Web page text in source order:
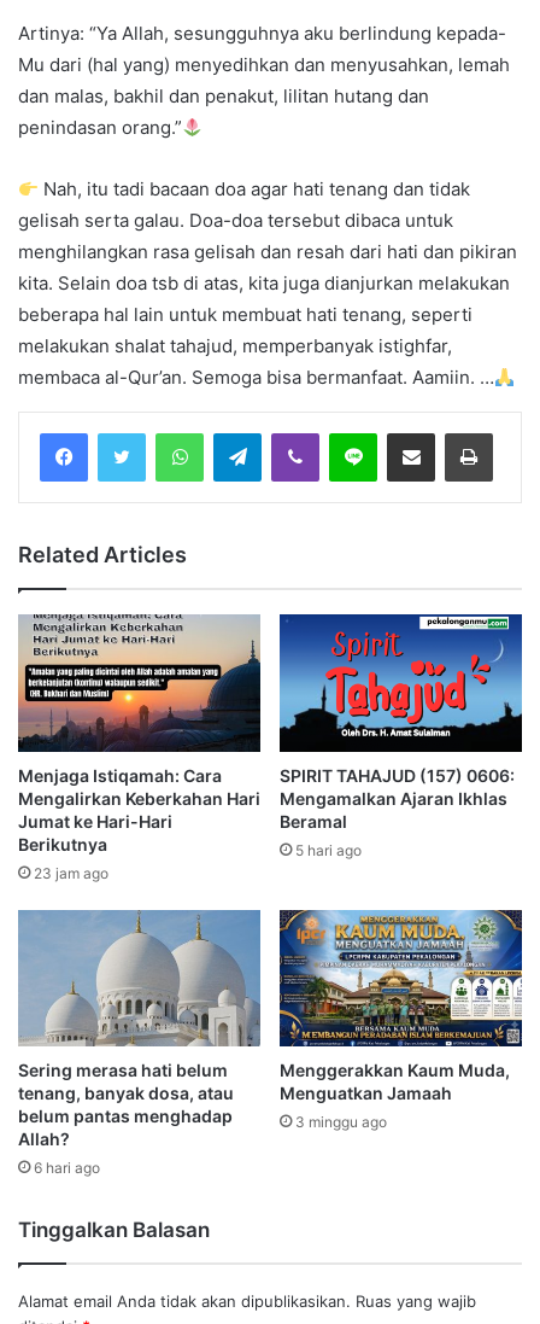
Artinya: “Ya Allah, sesungguhnya aku berlindung kepada-
Mu dari (hal yang) menyedihkan dan menyusahkan, lemah
dan malas, bakhil dan penakut, lilitan hutang dan
penindasan orang.”
Nah, itu tadi bacaan doa agar hati tenang dan tidak
gelisah serta galau. Doa-doa tersebut dibaca untuk
menghilangkan rasa gelisah dan resah dari hati dan pikiran
kita. Selain doa tsb di atas, kita juga dianjurkan melakukan
beberapa hal lain untuk membuat hati tenang, seperti
melakukan shalat tahajud, memperbanyak istighfar,
membaca al-Qur’an. Semoga bisa bermanfaat. Aamiin. …
Telegram
Related Articles
Menjaga Istiqamah: Cara
Mengalirkan Keberkahan Hari
Jumat ke Hari-Hari
Berikutnya
23 jam ago
SPIRIT TAHAJUD (157) 0606:
Mengamalkan Ajaran Ikhlas
Beramal
5 hari ago
Sering merasa hati belum
tenang, banyak dosa, atau
belum pantas menghadap
Allah?
6 hari ago
Menggerakkan Kaum Muda,
Menguatkan Jamaah
3 minggu ago
Tinggalkan Balasan
Alamat email Anda tidak akan dipublikasikan. Ruas yang wajib